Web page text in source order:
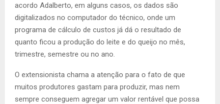
acordo Adalberto, em alguns casos, os dados são
digitalizados no computador do técnico, onde um
programa de cálculo de custos já dá o resultado de
quanto ficou a produção do leite e do queijo no mês,
trimestre, semestre ou no ano.
O extensionista chama a atenção para o fato de que
muitos produtores gastam para produzir, mas nem
sempre conseguem agregar um valor rentável que possa